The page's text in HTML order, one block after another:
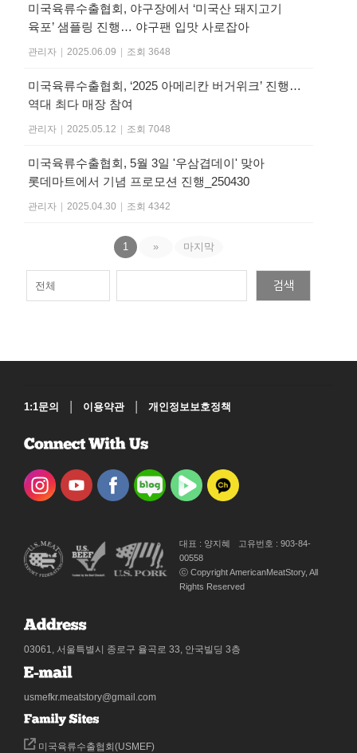
미국육류수출협회, 야구장에서 ‘미국산 돼지고기
육포’ 샘플링 진행… 야구팬 입맛 사로잡아
관리자 2025.06.09 조회 3648
미국육류수출협회, ‘2025 아메리칸 버거위크’ 진행…
역대 최다 매장 참여
관리자 2025.05.12 조회 7048
미국육류수출협회, 5월 3일 '우삼겹데이' 맞아
롯데마트에서 기념 프로모션 진행_250430
관리자 2025.04.30 조회 4342
1 » 마지막
검색
1:1문의 이용약관 개인정보보호정책
대표 : 양지혜
고유번호 : 903-84-
00558
ⓒ Copyright AmericanMeatStory, All
Rights Reserved
03061, 서울특별시 종로구 율곡로 33, 안국빌딩 3층
usmefkr.meatstory@gmail.com
미국육류수출협회(USMEF)